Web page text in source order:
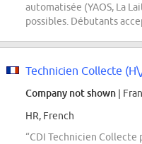
automatisée (YAOS, La
possibles. Débutants
Company not shown |
HR, French
“CDI Technicien Collecte